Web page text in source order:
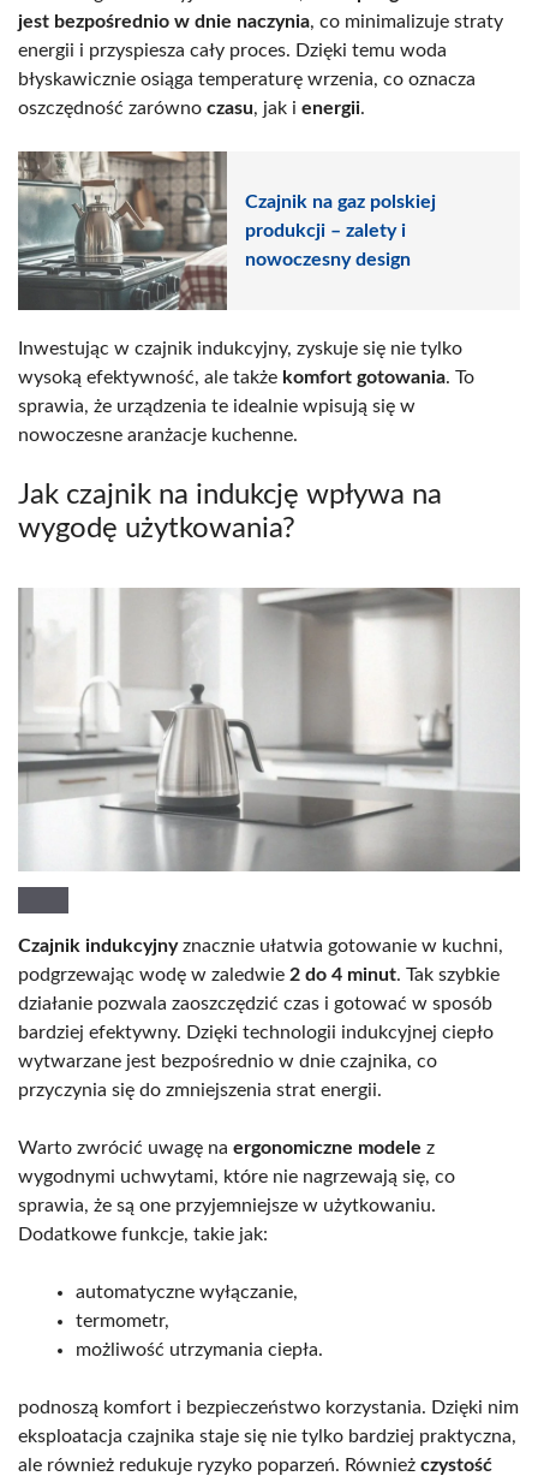
jest bezpośrednio w dnie naczynia, co minimalizuje straty
energii i przyspiesza cały proces. Dzięki temu woda
błyskawicznie osiąga temperaturę wrzenia, co oznacza
oszczędność zarówno czasu, jak i energii.
Czajnik na gaz polskiej
produkcji – zalety i
nowoczesny design
Inwestując w czajnik indukcyjny, zyskuje się nie tylko
wysoką efektywność, ale także komfort gotowania. To
sprawia, że urządzenia te idealnie wpisują się w
nowoczesne aranżacje kuchenne.
Jak czajnik na indukcję wpływa na
wygodę użytkowania?
Czajnik indukcyjnyznacznie ułatwia gotowanie w kuchni,
podgrzewając wodę w zaledwie 2 do 4 minut. Tak szybkie
działanie pozwala zaoszczędzić czas i gotować w sposób
bardziej efektywny. Dzięki technologii indukcyjnej ciepło
wytwarzane jest bezpośrednio w dnie czajnika, co
przyczynia się do zmniejszenia strat energii.
Warto zwrócić uwagę na ergonomiczne modele z
wygodnymi uchwytami, które nie nagrzewają się, co
sprawia, że są one przyjemniejsze w użytkowaniu.
Dodatkowe funkcje, takie jak:
automatyczne wyłączanie,
termometr,
możliwość utrzymania ciepła.
podnoszą komfort i bezpieczeństwo korzystania. Dzięki nim
eksploatacja czajnika staje się nie tylko bardziej praktyczna,
ale również redukuje ryzyko poparzeń. Również czystość